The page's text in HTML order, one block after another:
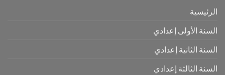
الرئيسية
السنة الأولى إعدادي
السنة الثانية إعدادي
السنة الثالثة إعدادي